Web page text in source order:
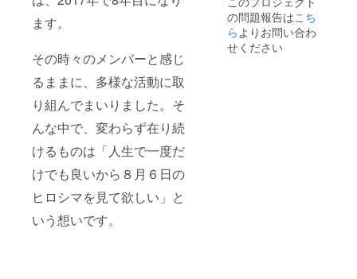
ます。
その時々のメンバーと感じ
るままに、多様な活動に取
り組んでまいりました。そ
んな中で、変わらず在り続
けるものは「人生で一度だ
けでも良いから８月６日の
ヒロシマを見て欲しい」と
いう想いです。
針と波
紋 or 千
年物語
or
emily）
の問題報告はこち
ら よりお問い合わ
せください